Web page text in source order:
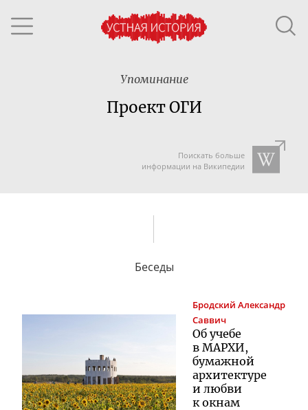
Упоминание
Проект ОГИ
Поискать больше
информации на Википедии
Беседы
Бродский Александр
Саввич
Об учебе
в МАРХИ,
бумажной
архитектуре
и любви
к окнам